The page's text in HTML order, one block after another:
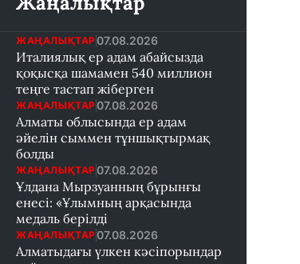
ЖАҢАЛЫҚТАР 07.08.2026
Италиялық ер адам абайсызда
қоқысқа шамамен 540 миллион
теңге тастап жіберген
ЖАҢАЛЫҚТАР 07.08.2026
Алматы облысында ер адам
әйелін сыммен тұншықтырмақ
болды
ЖАҢАЛЫҚТАР 07.08.2026
Ұлдана Мырзуанның бұрынғы
енесі: «Ұлымның арқасында
медаль берілді
ЖАҢАЛЫҚТАР 07.08.2026
Алматыдағы үлкен кәсіпорындар